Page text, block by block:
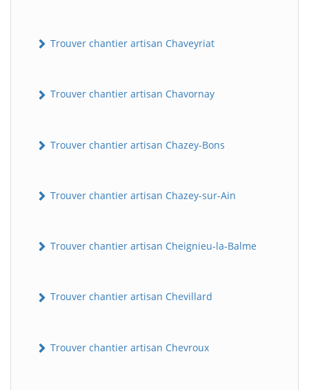
Trouver chantier artisan Chaveyriat
Trouver chantier artisan Chavornay
Trouver chantier artisan Chazey-Bons
Trouver chantier artisan Chazey-sur-Ain
Trouver chantier artisan Cheignieu-la-Balme
Trouver chantier artisan Chevillard
Trouver chantier artisan Chevroux